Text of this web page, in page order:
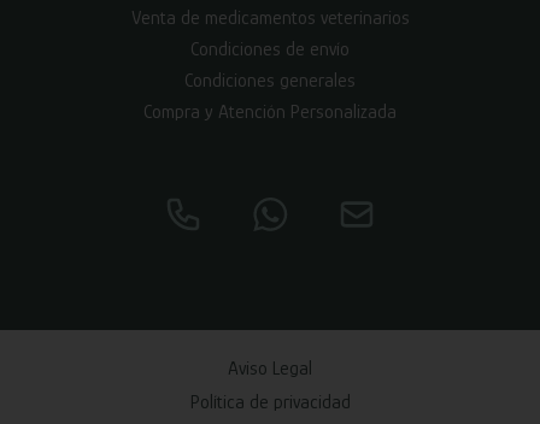
Venta de medicamentos veterinarios
Condiciones de envío
Condiciones generales
Compra y Atención Personalizada
Aviso Legal
Política de privacidad